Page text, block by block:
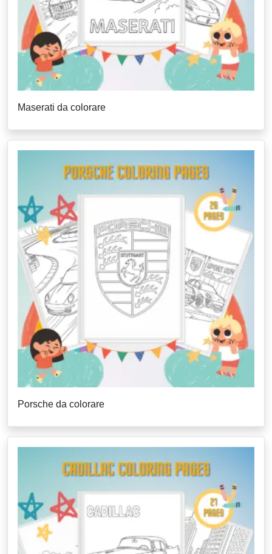
Maserati da colorare
Porsche da colorare